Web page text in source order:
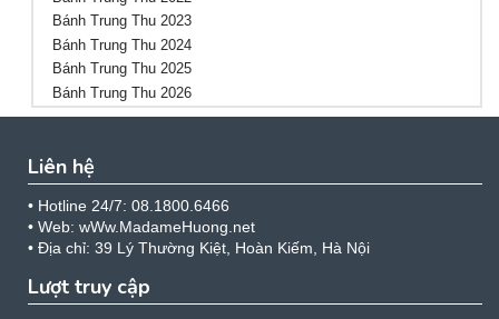
Bánh Trung Thu 2023
Bánh Trung Thu 2024
Bánh Trung Thu 2025
Bánh Trung Thu 2026
Liên hệ
• Hotline 24/7: 08.1800.6466
• Web: wWw.MadameHuong.net
• Địa chỉ: 39 Lý Thường Kiệt, Hoàn Kiếm, Hà Nội
Lượt truy cập